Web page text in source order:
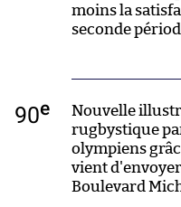
moins la
seconde
90e
Nouvelle
rugbystique
olympiens
vient
Boulevard